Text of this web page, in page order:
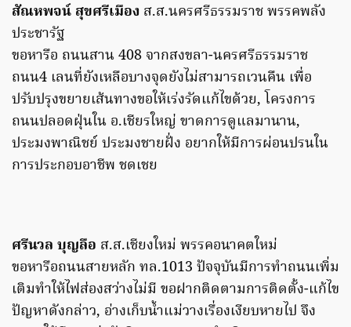
สัณหพจน์ สุขศรีเมือง ส.ส.นครศรีธรรมราช พรรคพลัง
ประชารัฐ
ขอหารือ ถนนสาน 408 จากสงขลา-นครศรีธรรมราช
ถนน4 เลนที่ยังเหลือบางจุดยังไม่สามารถเวนคืน เพื่อ
ปรับปรุงขยายเส้นทางขอให้เร่งรัดแก้ไขด้วย, โครงการ
ถนนปลอดฝุ่นใน อ.เชียรใหญ่ ขาดการดูแลมานาน,
ประมงพาณิชย์ ประมงชายฝั่ง อยากให้มีการผ่อนปรนใน
การประกอบอาชีพ ชดเชย
ศรีนวล บุญลือ ส.ส.เชียงใหม่ พรรคอนาคตใหม่
ขอหารือถนนสายหลัก ทล.1013 ปัจจุบันมีการทำถนนเพิ่ม
เติมทำให้ไฟส่องสว่างไม่มี ขอฝากติดตามการติดตั้ง-แก้ไข
ปัญหาดังกล่าว, อ่างเก็บน้ำแม่วางเรื่องเงียบหายไป จึง